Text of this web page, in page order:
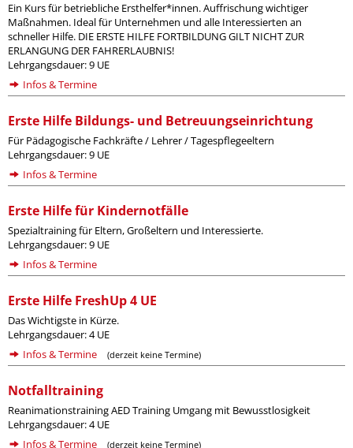
Ein Kurs für betriebliche Ersthelfer*innen. Auffrischung wichtiger
Maßnahmen. Ideal für Unternehmen und alle Interessierten an
schneller Hilfe. DIE ERSTE HILFE FORTBILDUNG GILT NICHT ZUR
ERLANGUNG DER FAHRERLAUBNIS!
Lehrgangsdauer: 9 UE
Infos & Termine
Erste Hilfe Bildungs- und Betreuungseinrichtung
Für Pädagogische Fachkräfte / Lehrer / Tagespflegeeltern
Lehrgangsdauer: 9 UE
Infos & Termine
Erste Hilfe für Kindernotfälle
Spezialtraining für Eltern, Großeltern und Interessierte.
Lehrgangsdauer: 9 UE
Infos & Termine
Erste Hilfe FreshUp 4 UE
Das Wichtigste in Kürze.
Lehrgangsdauer: 4 UE
Infos & Termine
(derzeit keine Termine)
Notfalltraining
Reanimationstraining AED Training Umgang mit Bewusstlosigkeit
Lehrgangsdauer: 4 UE
Infos & Termine
(derzeit keine Termine)